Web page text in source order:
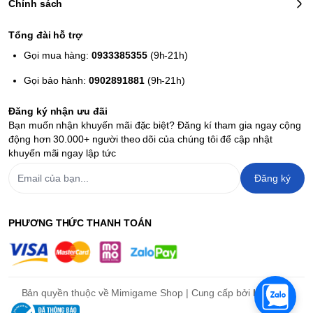
Pokémon, giúp tăng cường sức mạnh và thay đổi hình
MimiGame Shop thông báo chương trình đặt trước cho
Ưu đãi khi đặt trước:
Giao hàng miễn phí trong 48 giờ (áp dụng khu vực nội
thành).
Đổi trả miễn phí trong 3 ngày.
cửa hàng. Vui lòng kiểm tra thông tin chi tiết và cập nhật tại
Chính sách
Tổng đài hỗ trợ
Gọi mua hàng:0933385355(9h-21h)
Gọi bảo hành:0902891881(9h-21h)
Đăng ký nhận ưu đãi
Bạn muốn nhận khuyến mãi đặc biệt? Đăng kí tham gia ngay cộng
động hơn 30.000+ người theo dõi của chúng tôi để cập nhật
khuyến mãi ngay lập tức
Đăng ký
PHƯƠNG THỨC THANH TOÁN
Bản quyền thuộc về Mimigame Shop | Cung cấp bởi Haravan